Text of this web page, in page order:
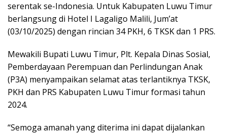
serentak se-Indonesia. Untuk Kabupaten Luwu Timur
berlangsung di Hotel I Lagaligo Malili, Jum’at
(03/10/2025) dengan rincian 34 PKH, 6 TKSK dan 1 PRS.
Mewakili Bupati Luwu Timur, Plt. Kepala Dinas Sosial,
Pemberdayaan Perempuan dan Perlindungan Anak
(P3A) menyampaikan selamat atas terlantiknya TKSK,
PKH dan PRS Kabupaten Luwu Timur formasi tahun
2024.
“Semoga amanah yang diterima ini dapat dijalankan